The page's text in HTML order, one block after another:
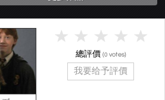
總評價 (0 votes)
我要给予評價